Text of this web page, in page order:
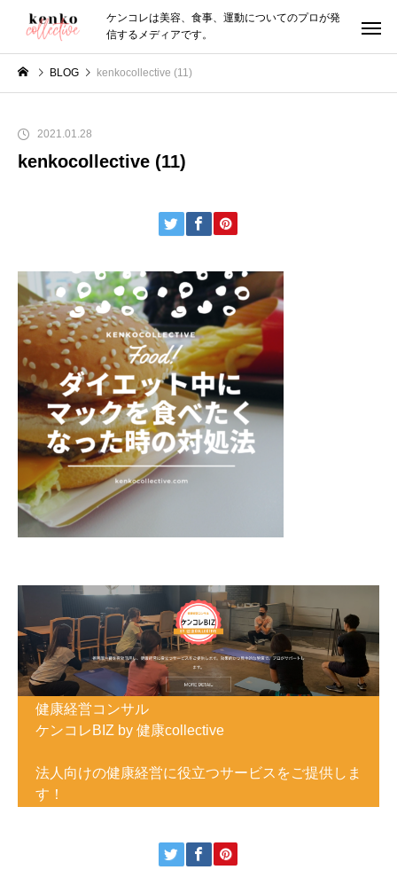
ケンコレは美容、食事、運動についてのプロが発
信するメディアです。
BLOG kenkocollective (11)
2021.01.28
kenkocollective (11)
健康経営コンサル
ケンコレBIZ by 健康collective
法人向けの健康経営に役立つサービスをご提供しま
す！